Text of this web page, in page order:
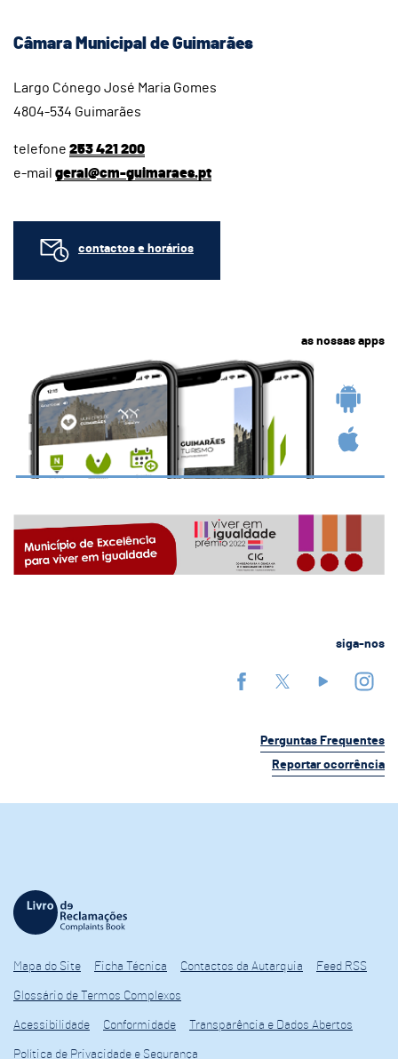
Câmara Municipal de Guimarães
Largo Cónego José Maria Gomes
4804-534 Guimarães
telefone 253 421 200
e-mail geral@cm-guimaraes.pt
contactos e horários
as nossas apps
siga-nos
Perguntas Frequentes
Reportar ocorrência
Mapa do Site Ficha Técnica Contactos da Autarquia Feed RSS
Glossário de Termos Complexos
Acessibilidade Conformidade Transparência e Dados Abertos
Política de Privacidade e Segurança